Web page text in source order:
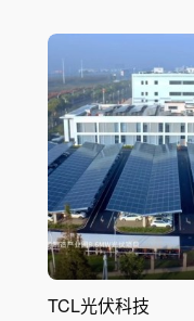
TCL光伏科技